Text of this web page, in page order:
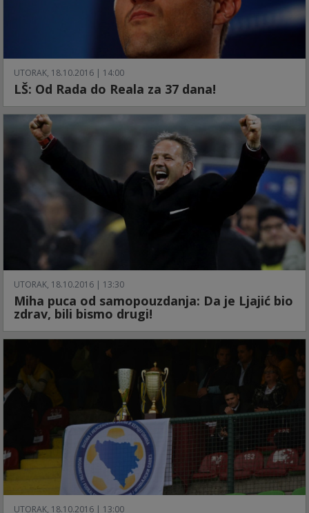
UTORAK, 18.10.2016 | 14:00
LŠ: Od Rada do Reala za 37 dana!
UTORAK, 18.10.2016 | 13:30
Miha puca od samopouzdanja: Da je Ljajić bio
zdrav, bili bismo drugi!
UTORAK, 18.10.2016 | 13:00